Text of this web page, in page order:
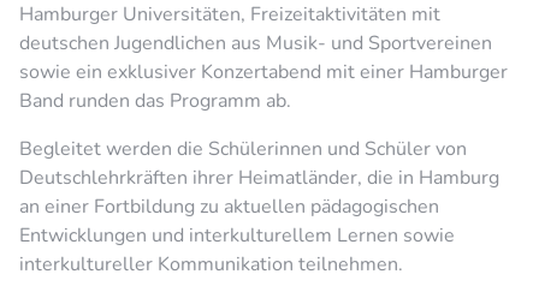
Hamburger Universitäten, Freizeitaktivitäten mit
deutschen Jugendlichen aus Musik- und Sportvereinen
sowie ein exklusiver Konzertabend mit einer Hamburger
Band runden das Programm ab.
Begleitet werden die Schülerinnen und Schüler von
Deutschlehrkräften ihrer Heimatländer, die in Hamburg
an einer Fortbildung zu aktuellen pädagogischen
Entwicklungen und interkulturellem Lernen sowie
interkultureller Kommunikation teilnehmen.